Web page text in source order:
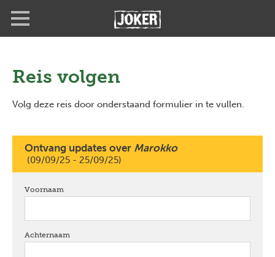
gaanReis volgen
Volg deze reis door onderstaand formulier in te vullen.
Ontvang updates over Marokko
(09/09/25 - 25/09/25)
Voornaam
Achternaam